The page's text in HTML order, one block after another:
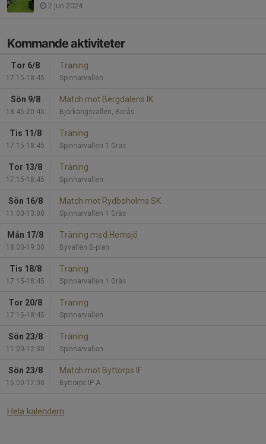
2 jun 2024
Kommande aktiviteter
Tor 6/8
17:15-18:45
Träning
Spinnarvallen
Sön 9/8
18:45-20:45
Match mot Bergdalens IK
Björkängsvallen, Borås
Tis 11/8
17:15-18:45
Träning
Spinnarvallen 1 Gräs
Tor 13/8
17:15-18:45
Träning
Spinnarvallen
Sön 16/8
11:00-13:00
Match mot Rydboholms SK
Spinnarvallen 1 Gräs
Mån 17/8
18:00-19:30
Träning med Hemsjö
Byvallen B-plan
Tis 18/8
17:15-18:45
Träning
Spinnarvallen 1 Gräs
Tor 20/8
17:15-18:45
Träning
Spinnarvallen
Sön 23/8
11:00-12:30
Träning
Spinnarvallen
Sön 23/8
15:00-17:00
Match mot Byttorps IF
Byttorps IP A
Hela kalendern